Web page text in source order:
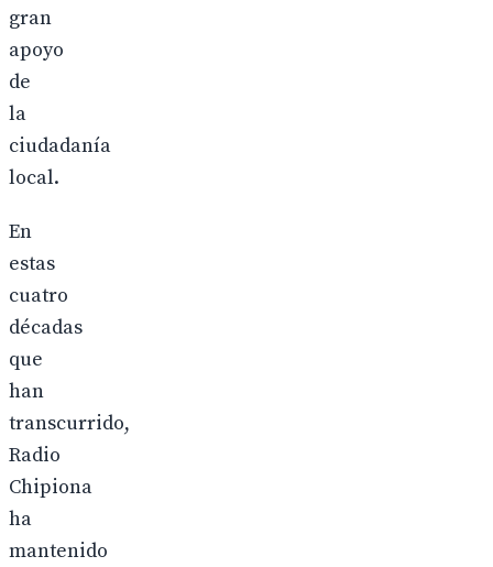
gran
apoyo
de
la
ciudadanía
local.
En
estas
cuatro
décadas
que
han
transcurrido,
Radio
Chipiona
ha
mantenido